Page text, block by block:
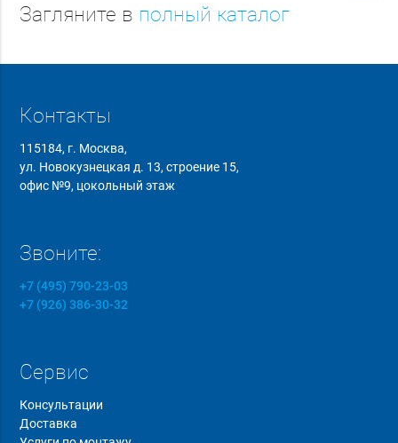
Загляните в полный каталог
Контакты
115184, г. Москва,
ул. Новокузнецкая д. 13, строение 15,
офис №9, цокольный этаж
Звоните:
+7 (495) 790-23-03
+7 (926) 386-30-32
Сервис
Консультации
Доставка